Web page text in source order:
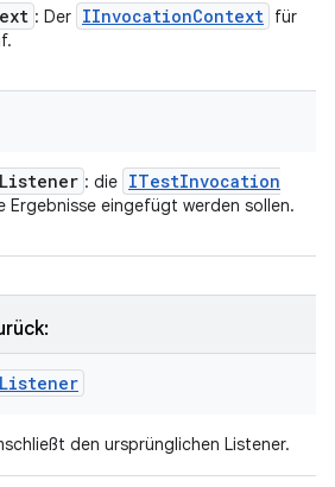
: Der IInvocationContext für
Listener : die ITestInvocation
Ergebnisse eingefügt werden sollen.
Listener
den ursprünglichen Listener.